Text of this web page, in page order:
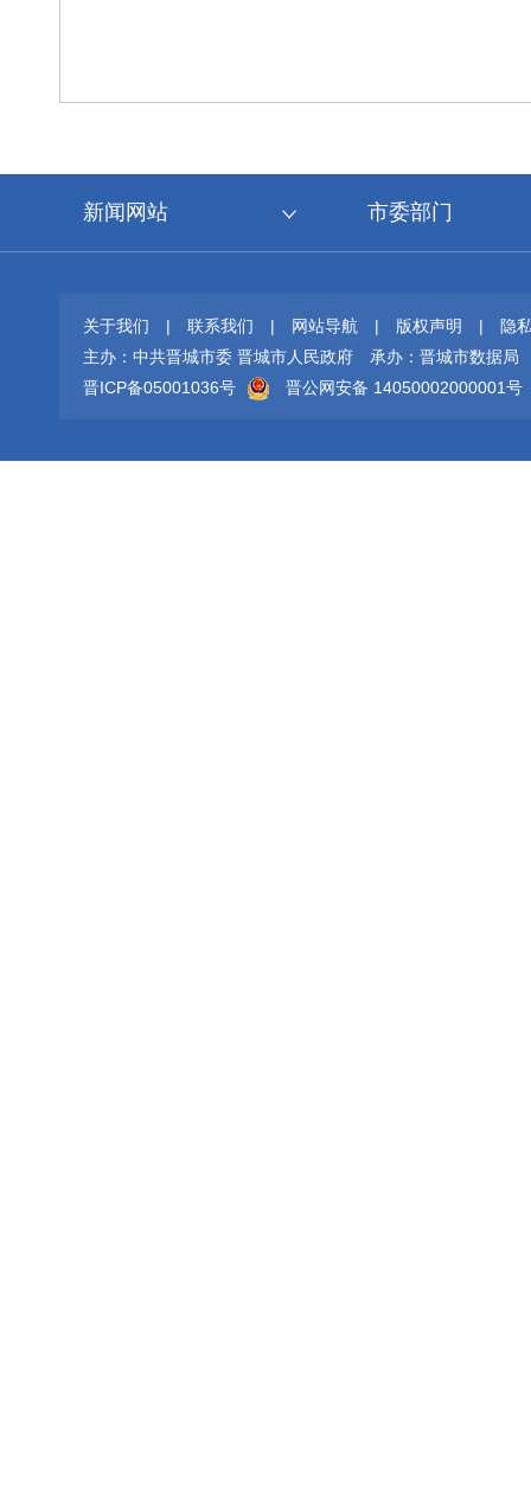
新闻网站 市委部门
关于我们 | 联系我们 | 网站导航 | 版权声明 |
隐
主办：中共晋城市委 晋城市人民政府
承办：晋城市数据局
晋ICP备05001036号
晋公网安备 14050002000001号